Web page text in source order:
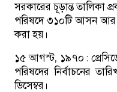
সরকারের চূড়ান্ত তালিকা
পরিষদে ৩১০টি আসন আর
করা হয়।
১৫ আগস্ট, ১৯৭০ :
পরিষদের নির্বাচনের
ডিসেম্বর।